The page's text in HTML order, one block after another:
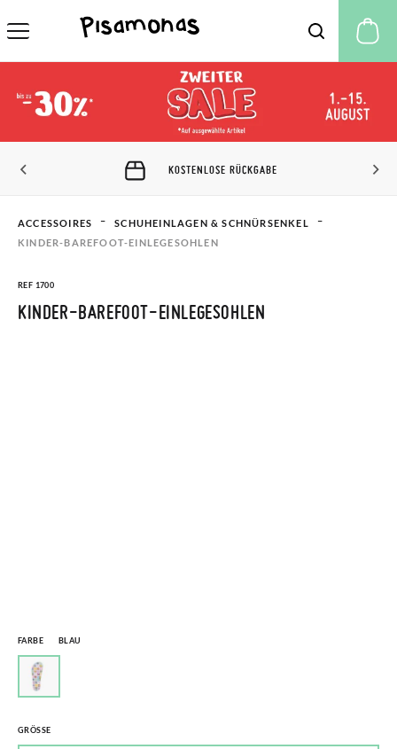
KOSTENLOSE RÜCKGABE
ACCESSOIRES
SCHUHEINLAGEN & SCHNÜRSENKEL
KINDER-BAREFOOT-EINLEGESOHLEN
REF 1700
KINDER-BAREFOOT-EINLEGESOHLEN
FARBE BLAU
GRÖSSE